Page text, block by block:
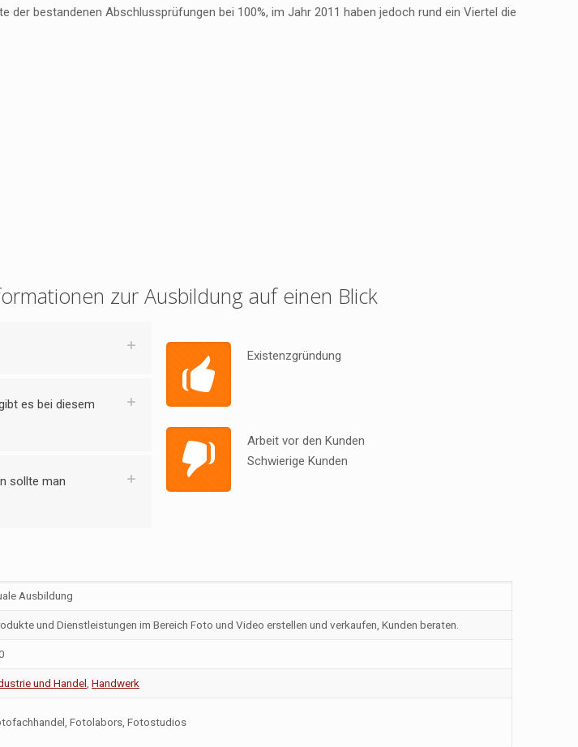
der bestandenen Abschlussprüfungen bei 100%, im Jahr 2011 haben jedoch rund ein Viertel die
zur Ausbildung auf einen Blick
es bei diesem
sollte man
Existenzgründung
Arbeit vor den Kunden
Schwierige Kunden
Ausbildung
und Dienstleistungen im Bereich Foto und Video erstellen und verkaufen, Kunden beraten.
und Handel Handwerk
Fotolabors, Fotostudios